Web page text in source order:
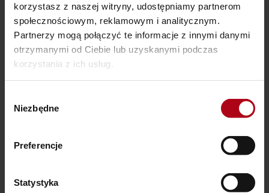
korzystasz z naszej witryny, udostępniamy partnerom
społecznościowym, reklamowym i analitycznym.
Partnerzy mogą połączyć te informacje z innymi danymi
otrzymanymi od Ciebie lub uzyskanymi podczas
korzystania z ich usług.
zgody
Niezbędne
Preferencje
Statystyka
Ostatnie wpisy
Czy Masz W Portfelu Pożeracza Pieniędzy?
Powinieneś o tym wiedzieć – zbliża się wielka zmiana!